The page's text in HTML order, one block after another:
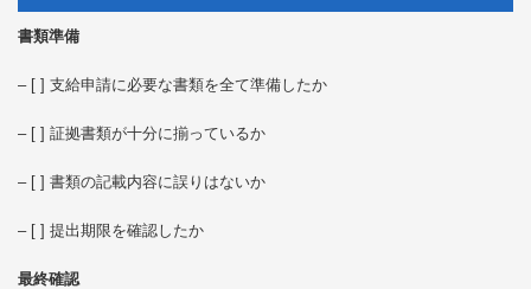
書類準備
– [ ] 支給申請に必要な書類を全て準備したか
– [ ] 証拠書類が十分に揃っているか
– [ ] 書類の記載内容に誤りはないか
– [ ] 提出期限を確認したか
最終確認